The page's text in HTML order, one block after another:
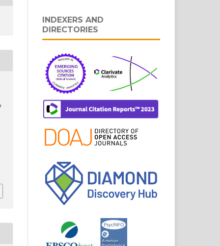
INDEXERS AND
DIRECTORIES